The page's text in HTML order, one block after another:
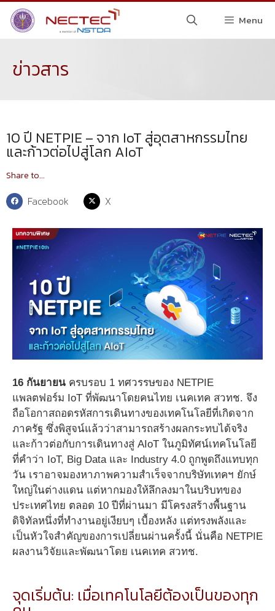
Menu
ข่าวสาร
10 ปี NETPIE – จาก IoT สู่อุตสาหกรรมไทย
และก้าวต่อไปสู่โลก AIoT
Share to...
Facebook X
16 กันยายน ครบรอบ 1 ทศวรรษของ NETPIE
แพลตฟอร์ม IoT ที่พัฒนาโดยคนไทย เนคเทค สวทช. จึง
ถือโอกาสถอดรหัสการเดินทางของเทคโนโลยีที่เกิดจาก
ภาครัฐ ซึ่งพิสูจน์แล้วว่าสามารถสร้างผลกระทบได้จริง
และก้าวต่อกับการเดินทางสู่ AIoT ในภูมิทัศน์เทคโนโลยี
ที่คำว่า IoT, Big Data และ Industry 4.0 ถูกพูดถึงแทบทุก
วัน เราอาจมองหาภาพความสำเร็จจากบริษัทเทคฯ ยักษ์
ใหญ่ในต่างแดน แต่หากมองให้ลึกลงมาในบริบทของ
ประเทศไทย ตลอด 10 ปีที่ผ่านมา มีโครงสร้างพื้นฐาน
ดิจิทัลหนึ่งที่ทำงานอยู่เงียบๆ เบื้องหลัง แต่ทรงพลังและ
เป็นหัวใจสำคัญของการเปลี่ยนผ่านครั้งนี้ นั่นคือ NETPIE
ผลงานวิจัยและพัฒนาโดย เนคเทค สวทช.
จุดเริ่มต้น: เมื่อเทคโนโลยีต้องเป็นของทุก